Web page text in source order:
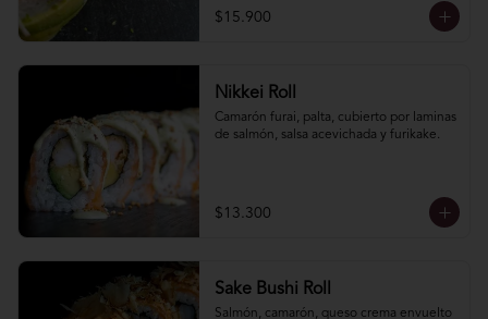
$15.900
Nikkei Roll
Camarón furai, palta, cubierto por laminas
de salmón, salsa acevichada y furikake.
$13.300
Sake Bushi Roll
Salmón, camarón, queso crema envuelto